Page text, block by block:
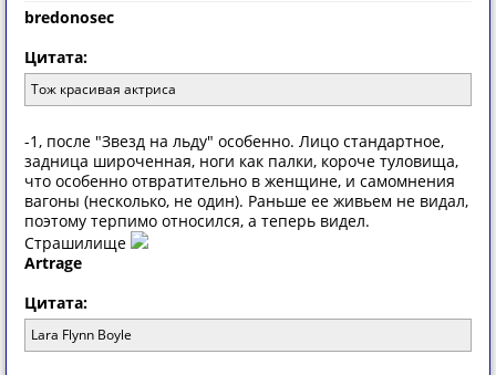
bredonosec
Цитата:
Тож красивая актриса
-1, после "Звезд на льду" особенно. Лицо стандартное,
задница широченная, ноги как палки, короче туловища,
что особенно отвратительно в женщине, и самомнения
вагоны (несколько, не один). Раньше ее живьем не видал,
поэтому терпимо относился, а теперь видел.
Страшилище
Artrage
Цитата:
Lara Flynn Boyle